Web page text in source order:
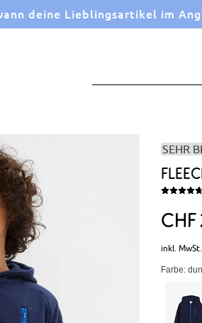
deine Lieblingsartikel im
SEHR
CHF
inkl.
Farbe: